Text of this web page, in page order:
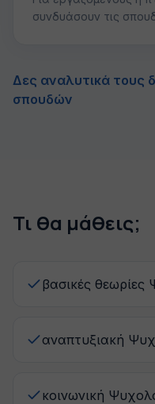
συνδυάσουν τις
Δες αναλυτικά τους
σπουδών
Τι θα μάθεις;
βασικές θεωρίες
αναπτυξιακή
κοινωνική